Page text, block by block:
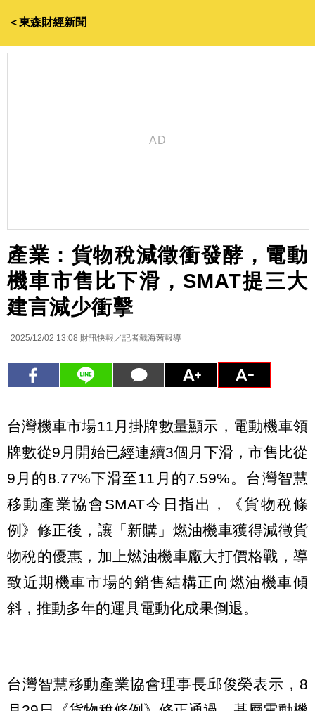
＜東森財經新聞
產業：貨物稅減徵衝發酵，電動
機車市售比下滑，SMAT提三大
建言減少衝擊
2025/12/02 13:08 財訊快報／記者戴海茜報導
台灣機車市場11月掛牌數量顯示，電動機車領
牌數從9月開始已經連續3個月下滑，市售比從
9月的8.77%下滑至11月的7.59%。台灣智慧
移動產業協會SMAT今日指出，《貨物稅條
例》修正後，讓「新購」燃油機車獲得減徵貨
物稅的優惠，加上燃油機車廠大打價格戰，導
致近期機車市場的銷售結構正向燃油機車傾
斜，推動多年的運具電動化成果倒退。
台灣智慧移動產業協會理事長邱俊榮表示，8